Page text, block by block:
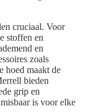
cruciaal. Voor
stoffen en
en
zoals
hoed maakt de
bieden
grip en
is voor elke